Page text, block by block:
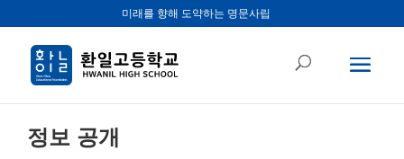
미래를 향해 도약하는 명문사립
정보 공개